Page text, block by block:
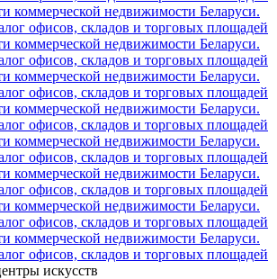
коммерческой недвижимости Беларуси.
офисов, складов и торговых площадей
коммерческой недвижимости Беларуси.
офисов, складов и торговых площадей
коммерческой недвижимости Беларуси.
офисов, складов и торговых площадей
коммерческой недвижимости Беларуси.
офисов, складов и торговых площадей
коммерческой недвижимости Беларуси.
офисов, складов и торговых площадей
коммерческой недвижимости Беларуси.
офисов, складов и торговых площадей
коммерческой недвижимости Беларуси.
офисов, складов и торговых площадей
коммерческой недвижимости Беларуси.
офисов, складов и торговых площадей
искусств